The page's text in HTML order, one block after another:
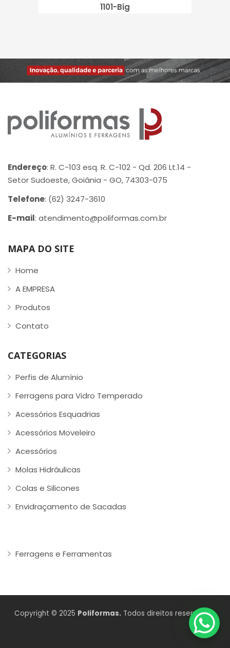
1101-Big
Endereço: R. C-103 esq. R. C-102 - Qd. 206 Lt.14 -
Setor Sudoeste, Goiânia - GO, 74303-075
Telefone: (62) 3247-3610
E-mail: atendimento@poliformas.com.br
MAPA DO SITE
Home
A EMPRESA
Produtos
Contato
CATEGORIAS
Perfis de Alumínio
Ferragens para Vidro Temperado
Acessórios Esquadrias
Acessórios Moveleiro
Acessórios
Molas Hidráulicas
Colas e Silicones
Envidraçamento de Sacadas
Ferragens e Ferramentas
Copyright © 2025 Poliformas. Todos direitos reservados.